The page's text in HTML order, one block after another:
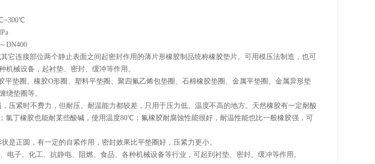
DN400
它连接部位两个静止表面之间起密封作用的薄片形橡胶制品统称橡胶垫片。可用模压法制造，也可
机械设备，起衬垫、密封、缓冲等作用。
平垫圈、橡胶O形圈、塑料平垫圈、聚四氟乙烯包垫圈、石棉橡胶垫圈、金属平垫圈、金属异形垫
绕垫圈等。
压紧时不费力，但耐压、耐温能力都较差，只用于压力低、温度不高的地方。天然橡胶有一定耐酸
氯丁橡胶也能耐某些酸碱，使用温度80℃；氟橡胶耐腐蚀性能很好，耐温性能也比一般橡胶强，可
是正圆，有一定的自紧作用，密封效果比平垫圈好，压紧力更小。
子、化工、抗静电、阻燃、食品、各种机械设备等行业，可起到衬垫、密封、缓冲等作用。